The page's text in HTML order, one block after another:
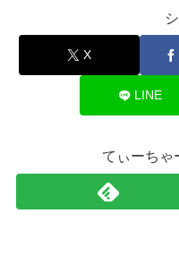
X
LINE
てぃーちゃ